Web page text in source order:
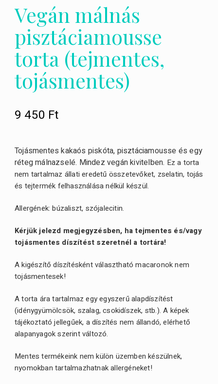
Vegán málnás
pisztáciamousse
torta (tejmentes,
tojásmentes)
9 450 Ft
Tojásmentes kakaós piskóta, pisztáciamousse és egy
réteg málnazselé. Mindez vegán kivitelben. Ez a torta
nem tartalmaz állati eredetű összetevőket, zselatin, tojás
és tejtermék felhasználása nélkül készül.
Allergének: búzaliszt, szójalecitin.
Kérjük jelezd megjegyzésben, ha tejmentes és/vagy
tojásmentes díszítést szeretnél a tortára!
A kigészítő díszítésként választható macaronok nem
tojásmentesek!
A torta ára tartalmaz egy egyszerű alapdíszítést
(idénygyümölcsök, szalag, csokidíszek, stb.). A képek
tájékoztató jellegűek, a díszítés nem állandó, elérhető
alapanyagok szerint változó.
Mentes termékeink nem külön üzemben készülnek,
nyomokban tartalmazhatnak allergéneket!